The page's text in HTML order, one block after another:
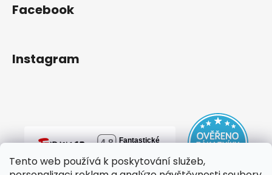
Tento web používá k poskytování služeb,
Facebook
Instagram